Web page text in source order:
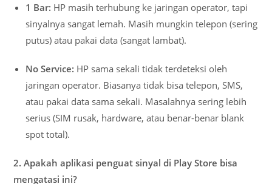
1 Bar: HP masih terhubung ke jaringan operator, tapi
sinyalnya sangat lemah. Masih mungkin telepon (sering
putus) atau pakai data (sangat lambat).
No Service: HP sama sekali tidak terdeteksi oleh
jaringan operator. Biasanya tidak bisa telepon, SMS,
atau pakai data sama sekali. Masalahnya sering lebih
serius (SIM rusak, hardware, atau benar-benar blank
spot total).
2. Apakah aplikasi penguat sinyal di Play Store bisa
mengatasi ini?